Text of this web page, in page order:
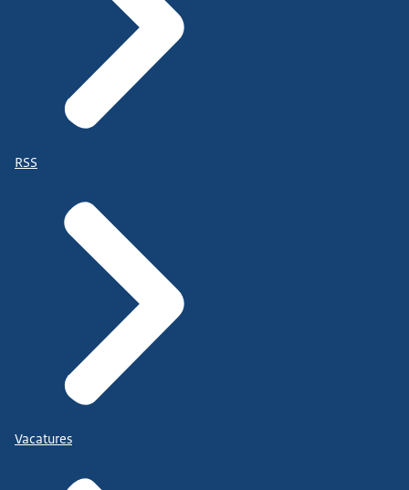
RSS
Vacatures